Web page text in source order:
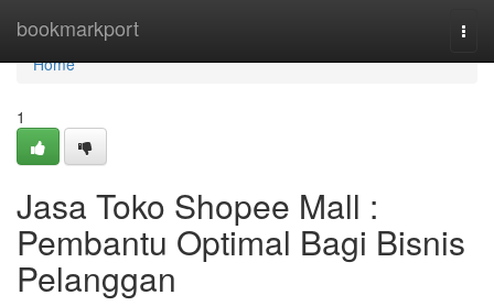
bookmarkport
Home
Home
1
Jasa Toko Shopee Mall :
Pembantu Optimal Bagi Bisnis
Pelanggan